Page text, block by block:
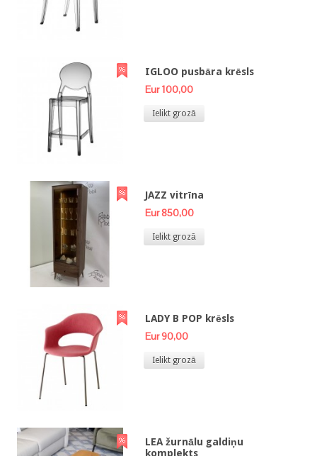
IGLOO pusbāra krēsls
Eur 100,00
Ielikt grozā
JAZZ vitrīna
Eur 850,00
Ielikt grozā
LADY B POP krēsls
Eur 90,00
Ielikt grozā
LEA žurnālu galdiņu
komplekts